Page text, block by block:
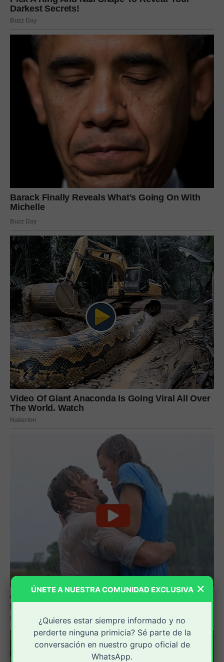
×
ÚNETE A NUESTRA COMUNIDAD EXCLUSIVA
¿Quieres estar siempre informado y no
perderte ninguna primicia? Sé parte de la
conversación en nuestro grupo oficial de
WhatsApp.